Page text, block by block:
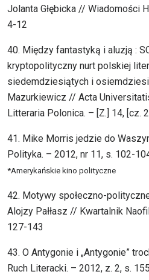
Jolanta Głębicka // Wiadomości
4-12
40. Między fantastyką i aluzją :
kryptopolityczny nurt polskiej
siedemdziesiątych i
Mazurkiewicz // Acta
Litteraria Polonica. – [Z.] 14, [cz.
41. Mike Morris jedzie do
Polityka. – 2012, nr 11, s. 102-
*Amerykańskie kino polityczne
42. Motywy społeczno-
Alojzy Pałłasz // Kwartalnik
127-143
43. O Antygonie i „Antygonie”
Ruch Literacki. – 2012, z. 2, s.